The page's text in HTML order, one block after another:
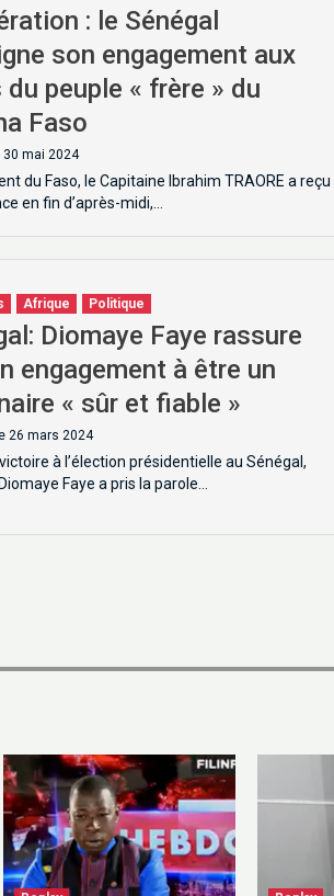
: le Sénégal
son engagement aux
peuple « frère » du
Faso
30 mai 2024
du Faso, le Capitaine Ibrahim TRAORE a reçu
en fin d’après-midi,…
Afrique Politique
Diomaye Faye rassure
engagement à être un
« sûr et fiable »
26 mars 2024
à l’élection présidentielle au Sénégal,
Faye a pris la parole…